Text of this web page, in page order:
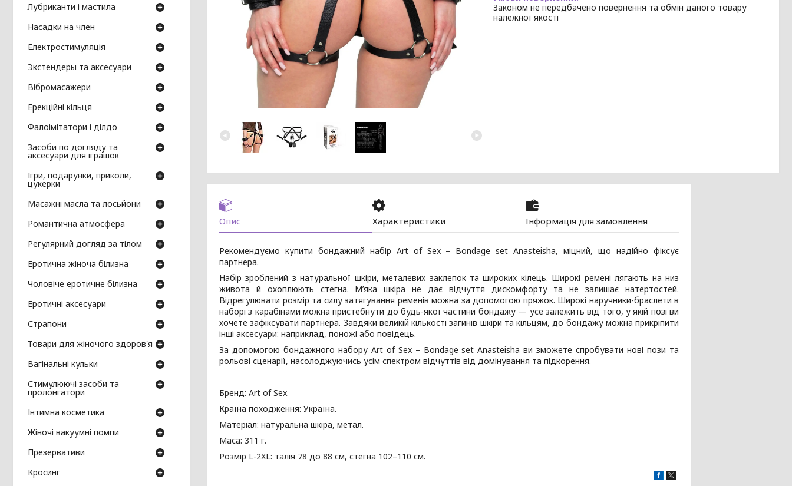
Законом не передбачено повернення та обмін даного товару
належної якості
Опис Характеристики Інформація для замовлення
Рекомендуємо купити бондажний набір Art of Sex – Bondage set Anasteisha, міцний, що надійно фіксує
партнера.
Набір зроблений з натуральної шкіри, металевих заклепок та широких кілець. Широкі ремені лягають на низ
живота й охоплюють стегна. М’яка шкіра не дає відчуття дискомфорту та не залишає натертостей.
Відрегулювати розмір та силу затягування ременів можна за допомогою пряжок. Широкі наручники-браслети в
наборі з карабінами можна пристебнути до будь-якої частини бондажу — усе залежить від того, у якій позі ви
хочете зафіксувати партнера. Завдяки великій кількості загинів шкіри та кільцям, до бондажу можна прикріпити
інші аксесуари: наприклад, поножі або повідець.
За допомогою бондажного набору Art of Sex – Bondage set Anasteisha ви зможете спробувати нові пози та
рольові сценарії, насолоджуючись усім спектром відчуттів від домінування та підкорення.
Бренд: Art of Sex.
Країна походження: Україна.
Матеріал: натуральна шкіра, метал.
Маса: 311 г.
Розмір L-2XL: талія 78 до 88 см, стегна 102–110 см.
Лубриканти і мастила
Насадки на член
Електростимуляція
Экстендеры та аксесуари
Вібромасажери
Ерекційні кільця
Фалоімітатори і ділдо
Засоби по догляду та
аксесуари для іграшок
Ігри, подарунки, приколи,
цукерки
Масажні масла та лосьйони
Романтична атмосфера
Регулярний догляд за тілом
Еротична жіноча білизна
Чоловіче еротичне білизна
Еротичні аксесуари
Страпони
Товари для жіночого здоров'я
Вагінальні кульки
Стимулюючі засоби та
пролонгатори
Інтимна косметика
Жіночі вакуумні помпи
Презервативи
Кросинг